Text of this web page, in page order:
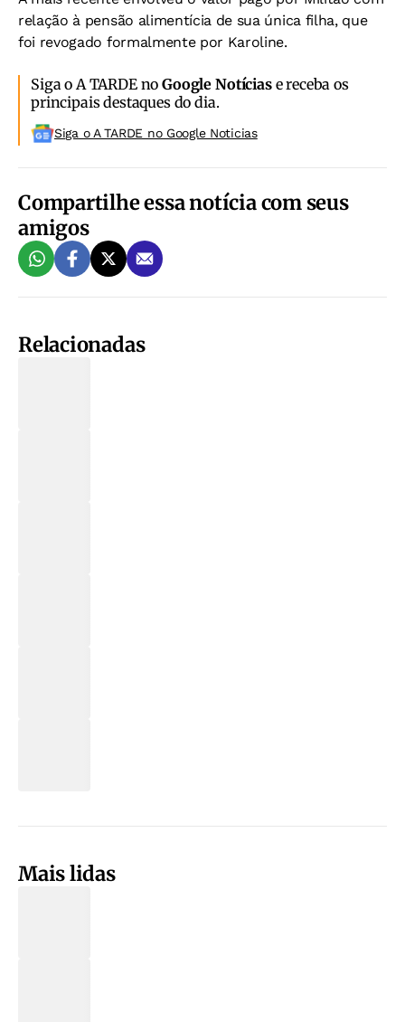
relação à pensão alimentícia de sua única filha, que
foi revogado formalmente por Karoline.
Siga o A TARDE noGoogle Notíciase receba os
principais destaques do dia.
Siga o A TARDE no Google Noticias
Compartilhe essa notícia com seus
amigos
Relacionadas
Mais lidas